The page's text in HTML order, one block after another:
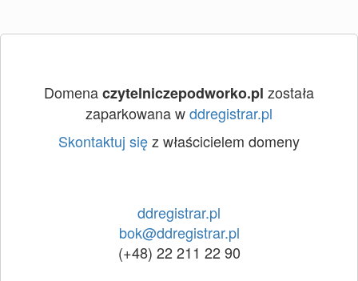
Domenaczytelniczepodworko.pl została
zaparkowana wddregistrar.pl
Skontaktuj sięz właścicielem domeny
ddregistrar.pl
bok@ddregistrar.pl
(+48) 22 211 22 90